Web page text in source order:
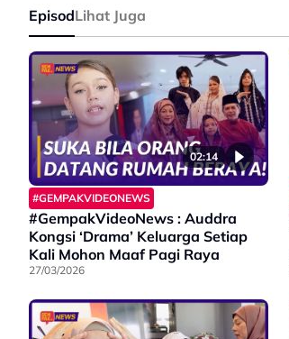
EpisodLihat Juga
02:14
#GEMPAKVIDEONEWS
#GempakVideoNews : Auddra
Kongsi ‘Drama’ Keluarga Setiap
Kali Mohon Maaf Pagi Raya
27/03/2026